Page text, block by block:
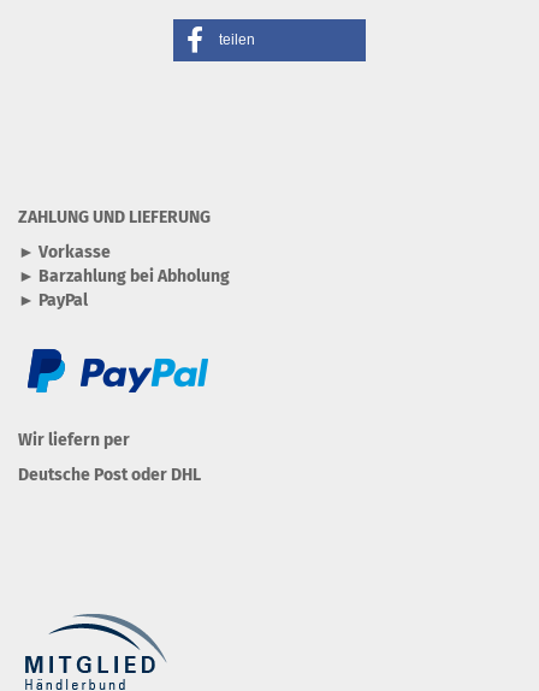
teilen
ZAHLUNG UND LIEFERUNG
► Vorkasse
► Barzahlung bei Abholung
► PayPal
Wir liefern per
Deutsche Post oder DHL